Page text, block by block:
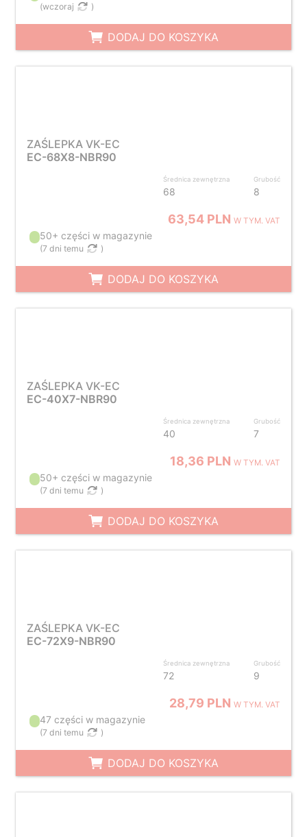
(wczoraj )
DODAJ DO KOSZYKA
ZAŚLEPKA VK-EC
EC-68X8-NBR90
Średnica zewnętrzna
68
Grubość
8
63,54 PLNW TYM. VAT
50+ części w magazynie
(7 dni temu )
DODAJ DO KOSZYKA
ZAŚLEPKA VK-EC
EC-40X7-NBR90
Średnica zewnętrzna
40
Grubość
7
18,36 PLNW TYM. VAT
50+ części w magazynie
(7 dni temu )
DODAJ DO KOSZYKA
ZAŚLEPKA VK-EC
EC-72X9-NBR90
Średnica zewnętrzna
72
Grubość
9
28,79 PLNW TYM. VAT
47 części w magazynie
(7 dni temu )
DODAJ DO KOSZYKA